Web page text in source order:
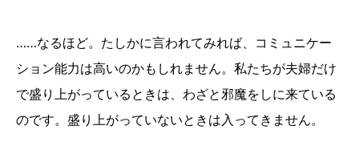
……なるほど。たしかに言われてみれば、コミュニケー
ション能力は高いのかもしれません。私たちが夫婦だけ
で盛り上がっているときは、わざと邪魔をしに来ている
のです。盛り上がっていないときは入ってきません。